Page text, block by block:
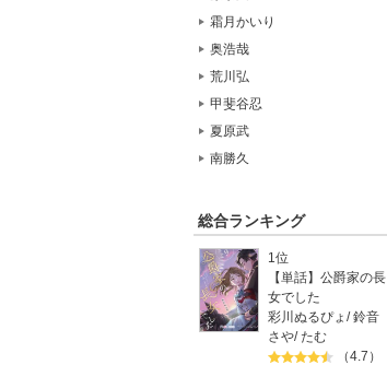
霜月かいり
奥浩哉
荒川弘
甲斐谷忍
夏原武
南勝久
総合ランキング
1位
【単話】公爵家の長
女でした
彩川ぬるぴょ /鈴音
さや/たむ
（4.7）